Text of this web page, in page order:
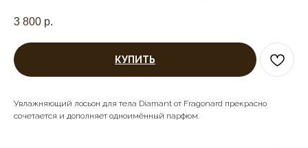
3 800 р.
КУПИТЬ
Увлажняющий лосьон для тела Diamant от Fragonard прекрасно
сочетается и дополняет одноимённый парфюм.